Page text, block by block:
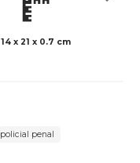
14 x 21 x 0.7 cm
policial penal